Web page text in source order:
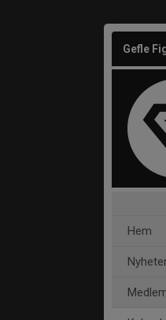
Gefle
Hem